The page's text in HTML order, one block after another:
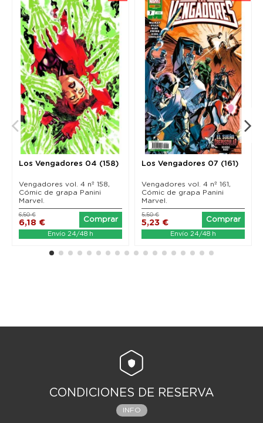
Los Vengadores 04 (158)
Vengadores vol. 4 nº 158,
Cómic de grapa Panini
Marvel.
6,18 €
6,50 €
Comprar
Envío 24/48 h
Los Vengadores 07 (161)
Vengadores vol. 4 nº 161,
Cómic de grapa Panini
Marvel.
5,23 €
5,50 €
Comprar
Envío 24/48 h
CONDICIONES DE RESERVA
INFO